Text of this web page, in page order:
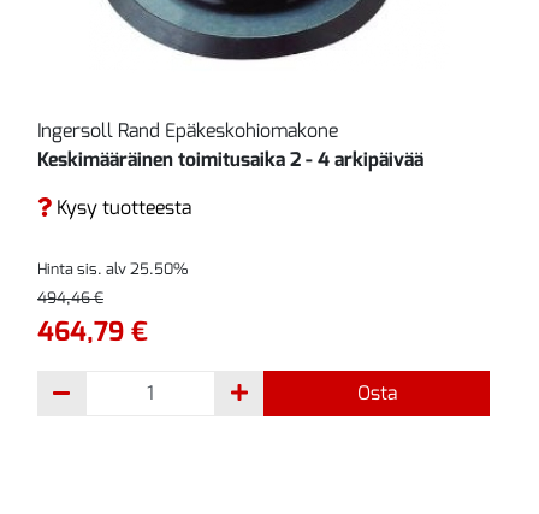
Ingersoll Rand Epäkeskohiomakone
Keskimääräinen toimitusaika 2 - 4 arkipäivää
Kysy tuotteesta
Hinta sis. alv 25.50%
494,46 €
464,79 €
Osta